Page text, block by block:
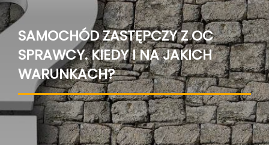
SAMOCHÓD ZASTĘPCZY Z OC
SPRAWCY. KIEDY I NA JAKICH
WARUNKACH?